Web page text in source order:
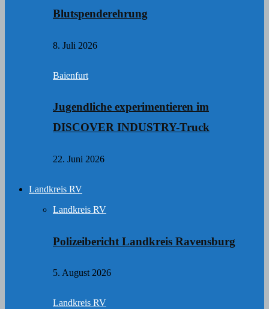
Blutspenderehrung
8. Juli 2026
Baienfurt
Jugendliche experimentieren im
DISCOVER INDUSTRY-Truck
22. Juni 2026
Landkreis RV
Landkreis RV
Polizeibericht Landkreis Ravensburg
5. August 2026
Landkreis RV